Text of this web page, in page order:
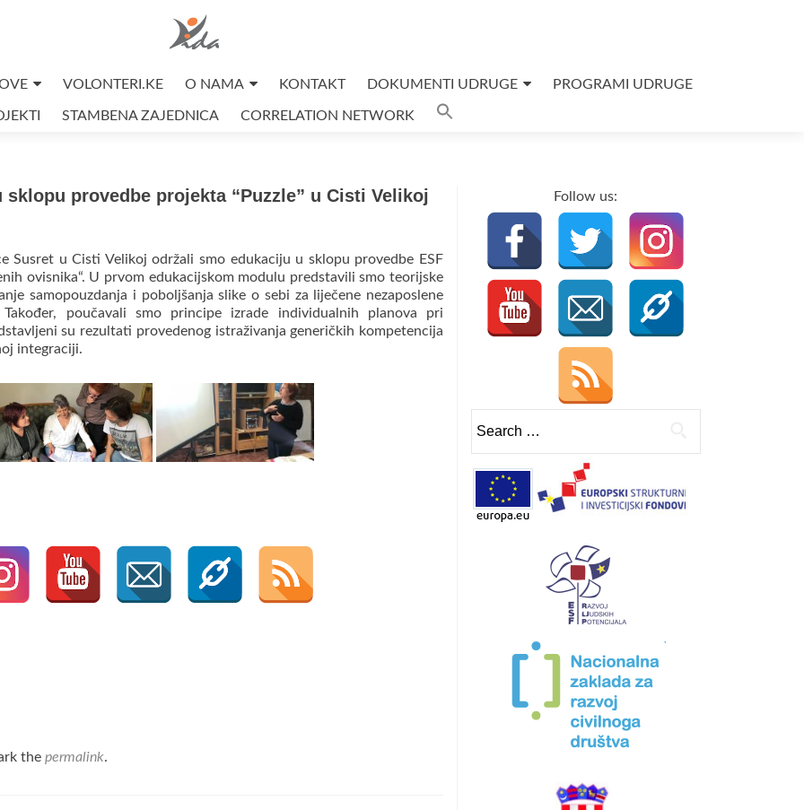
VOLONTERI.KE O NAMA KONTAKT DOKUMENTI UDRUGE PROGRAMI UDRUGE
STAMBENA ZAJEDNICA CORRELATION NETWORK
provedbe projekta “Puzzle” u Cisti Velikoj
Susret u Cisti Velikoj održali smo edukaciju u sklopu provedbe ESF
ovisnika“. U prvom edukacijskom modulu predstavili smo teorijske
samopouzdanja i poboljšanja slike o sebi za liječene nezaposlene
poučavali smo principe izrade individualnih planova pri
su rezultati provedenog istraživanja generičkih kompetencija
integraciji.
the permalink.
Follow us:
for: